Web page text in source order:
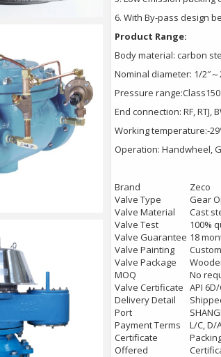
6. With By-pass design
Product Range:
Body material: carbon
Nominal diameter: 1/2″～
Pressure
End connection: RF, RTJ,
Working temperature:-
Operation: Handwheel,
Brand
Zeco
Valve Type
Gear
Valve Material
Cast
Valve Test
100%
Valve Guarantee 18
Valve Painting
Valve Package
MOQ
No
Valve Certificate API
Delivery Detail
Port
Payment Terms
L/C, D/
Certificate
Offered